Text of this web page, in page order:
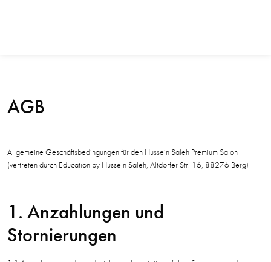
AGB
Allgemeine Geschäftsbedingungen für den Hussein Saleh Premium Salon
(vertreten durch Education by Hussein Saleh, Altdorfer Str. 16, 88276 Berg)
1. Anzahlungen und
Stornierungen